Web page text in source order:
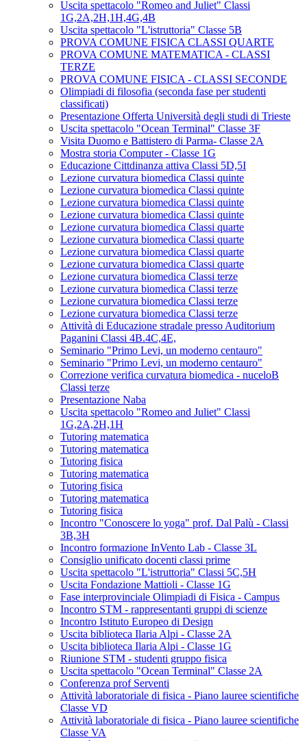
Uscita spettacolo "Romeo and Juliet" Classi
1G,2A,2H,1H,4G,4B
Uscita spettacolo "L'istruttoria" Classe 5B
PROVA COMUNE FISICA CLASSI QUARTE
PROVA COMUNE MATEMATICA - CLASSI
TERZE
PROVA COMUNE FISICA - CLASSI SECONDE
Olimpiadi di filosofia (seconda fase per studenti
classificati)
Presentazione Offerta Università degli studi di Trieste
Uscita spettacolo "Ocean Terminal" Classe 3F
Visita Duomo e Battistero di Parma- Classe 2A
Mostra storia Computer - Classe 1G
Educazione Cittdinanza attiva Classi 5D,5I
Lezione curvatura biomedica Classi quinte
Lezione curvatura biomedica Classi quinte
Lezione curvatura biomedica Classi quinte
Lezione curvatura biomedica Classi quinte
Lezione curvatura biomedica Classi quarte
Lezione curvatura biomedica Classi quarte
Lezione curvatura biomedica Classi quarte
Lezione curvatura biomedica Classi quarte
Lezione curvatura biomedica Classi terze
Lezione curvatura biomedica Classi terze
Lezione curvatura biomedica Classi terze
Lezione curvatura biomedica Classi terze
Attività di Educazione stradale presso Auditorium
Paganini Classi 4B.4C,4E,
Seminario "Primo Levi, un moderno centauro"
Seminario "Primo Levi, un moderno centauro"
Correzione verifica curvatura biomedica - nuceloB
Classi terze
Presentazione Naba
Uscita spettacolo "Romeo and Juliet" Classi
1G,2A,2H,1H
Tutoring matematica
Tutoring matematica
Tutoring fisica
Tutoring matematica
Tutoring fisica
Tutoring matematica
Tutoring fisica
Incontro "Conoscere lo yoga" prof. Dal Palù - Classi
3B,3H
Incontro formazione InVento Lab - Classe 3L
Consiglio unificato docenti classi prime
Uscita spettacolo "L'istruttoria" Classi 5C,5H
Uscita Fondazione Mattioli - Classe 1G
Fase interprovinciale Olimpiadi di Fisica - Campus
Incontro STM - rappresentanti gruppi di scienze
Incontro Istituto Europeo di Design
Uscita biblioteca Ilaria Alpi - Classe 2A
Uscita biblioteca Ilaria Alpi - Classe 1G
Riunione STM - studenti gruppo fisica
Uscita spettacolo "Ocean Terminal" Classe 2A
Conferenza prof Serventi
Attività laboratoriale di fisica - Piano lauree scientifiche
Classe VD
Attività laboratoriale di fisica - Piano lauree scientifiche
Classe VA